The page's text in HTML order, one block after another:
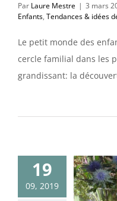
Par Laure Mestre | 3 mars
Enfants, Tendances & idées
Le petit monde des
cercle familial dans les
grandissant: la
19
09, 2019
belles
fleuries
& Objet